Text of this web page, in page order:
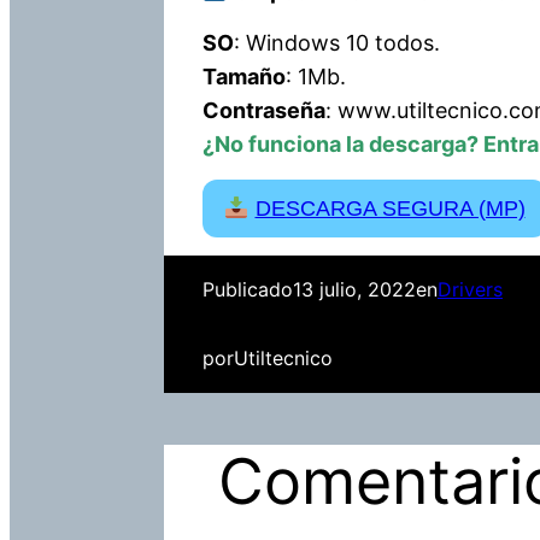
SO: Windows 10 todos.
Tamaño: 1Mb.
Contraseña:
¿No funciona la descarga? Entra
DESCARGA SEGURA (MP)
Publicado13 julio, 2022enDrivers
porUtiltecnico